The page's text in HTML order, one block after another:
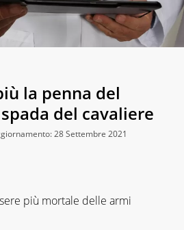
la penna del
del cavaliere
28 Settembre 2021
più mortale delle armi